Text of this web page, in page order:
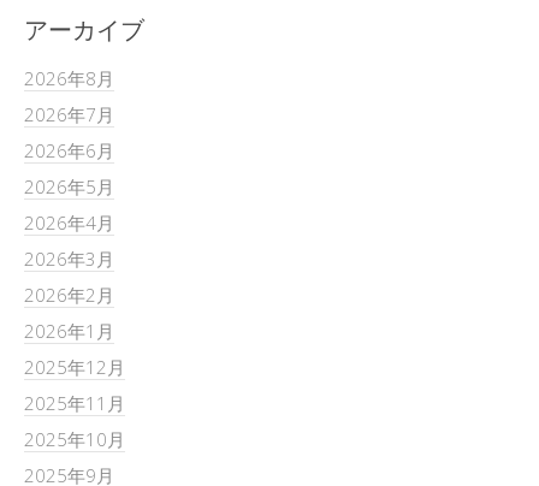
アーカイブ
2026年8月
2026年7月
2026年6月
2026年5月
2026年4月
2026年3月
2026年2月
2026年1月
2025年12月
2025年11月
2025年10月
2025年9月